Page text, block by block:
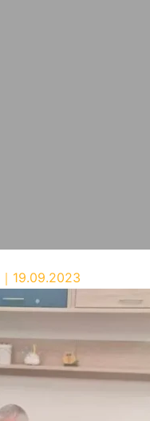
｜ 19.09.2023